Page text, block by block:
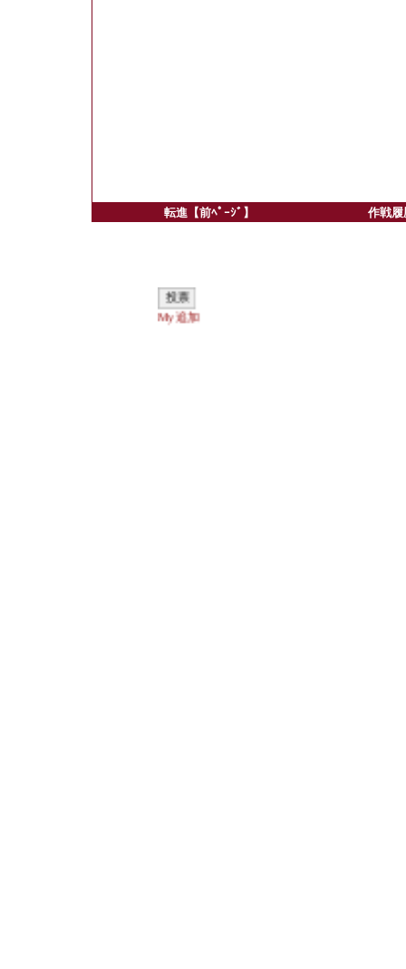
転進【前ﾍﾟｰｼﾞ】 作戦履
My追加